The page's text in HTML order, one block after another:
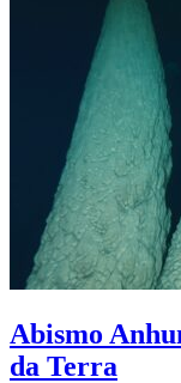
Abismo
da Terra